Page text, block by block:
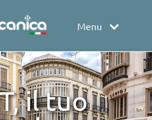
Menu
il tuo